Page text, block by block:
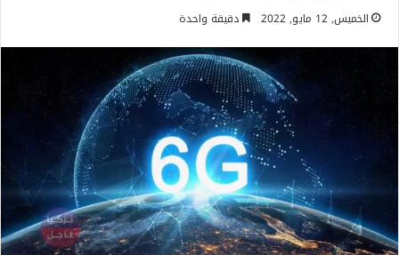
الخميس, 12 مايو, 2022 دقيقة واحدة